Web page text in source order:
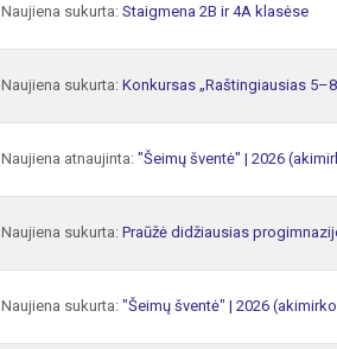
Naujiena sukurta: Staigmena 2B ir 4A klasėse
Naujiena sukurta: Konkursas „Raštingiausias
Naujiena atnaujinta: "Šeimų šventė" | 2026
Naujiena sukurta: Praūžė didžiausias
Naujiena sukurta: "Šeimų šventė" | 2026